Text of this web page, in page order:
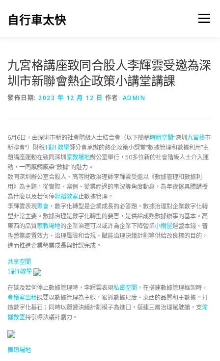
自行車太快 選單
九宮格講座致同合股人李輝雲受邀為深
圳市新聯會熱企政策小講堂講課
發佈日期: 2023 年 12 月 12 日 作者: ADMIN
6月6日，由深圳市新的社會階級人士結合會（以下簡稱時租空間“深圳九宮格市
新聯會”）財稅1對1教學師分會承辦的熱企政策小課堂“數據管理和數據利用”主
題講座運動在致同深圳家教場地辦公室舉行，50多位新的社會階級人士介入運
動，一同感觸感染“數據”的魅力。
致同深圳辦公室合股人、高等財政治理師李輝雲受邀以《數據管理和數據利
用》為主題，從實際、案例、從業經過的事況等角度動身，為年夜傢具體講授
為什麼以及若何停舞蹈教室止數據管理。
李輝雲表現聚會 ，數字化轉型是企業成長的必答題，數據治理對企業數字化轉
型非常主要。數據治理是數字化轉型的要害，是供給成熟數據辦事的基本。高
東西的品質家教場地的企業治理可以或許為企業下降營業小樹屋運營本錢、晉
陞營業處置效力、治理風險和合規、賦能治理決議計劃等供給改良標的目的，
進而推進企業營業成長與計謀完成。
共享空間
1對1教學
在談及若何停止數據管理時，李輝雲表現私密空間 ，在搭建數據管理框架時，
會議室出租既要以數據管理為主線，狠抓數據尺度、東西的品質和主數據，打
造數字化基石；同時以運營決議計劃模子為進口，搭建三層治理駕駛艙，支瑜
伽教室持引導決議計劃力。
舞蹈場地